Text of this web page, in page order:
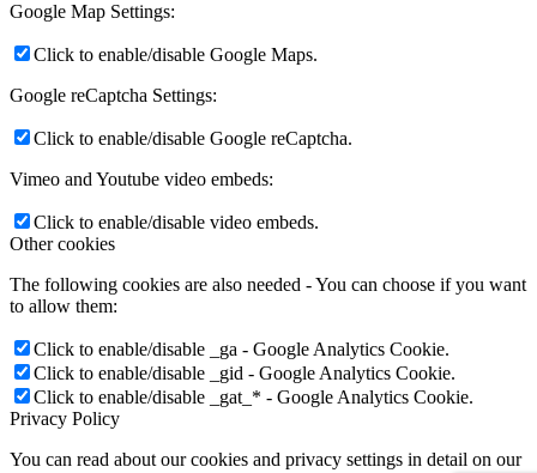
Google Map Settings:
Click to enable/disable Google Maps.
Google reCaptcha Settings:
Click to enable/disable Google reCaptcha.
Vimeo and Youtube video embeds:
Click to enable/disable video embeds.
Other cookies
The following cookies are also needed - You can choose if you want
to allow them:
Click to enable/disable _ga - Google Analytics Cookie.
Click to enable/disable _gid - Google Analytics Cookie.
Click to enable/disable _gat_* - Google Analytics Cookie.
Privacy Policy
You can read about our cookies and privacy settings in detail on our